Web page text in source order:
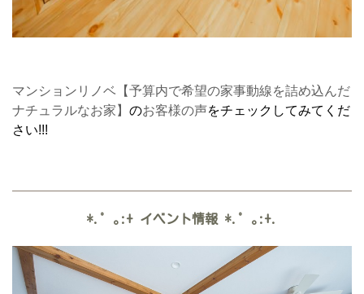
マンションリノベ【予算内で希望の家事動線を詰め込んだ
ナチュラルなお家】 のお客様の声をチェックしてみてくだ
さい!!!
*.゜｡:+ イベント情報 *.゜｡:+.